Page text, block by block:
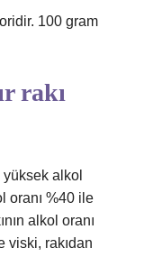
100 gram
rakı
alkol
oranı %40 ile
alkol oranı
viski, rakıdan